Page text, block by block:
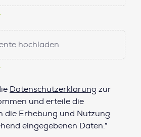
hochladen
Datenschutzerklärung zur
und erteile die
die Erhebung und Nutzung
eingegebenen Daten.*